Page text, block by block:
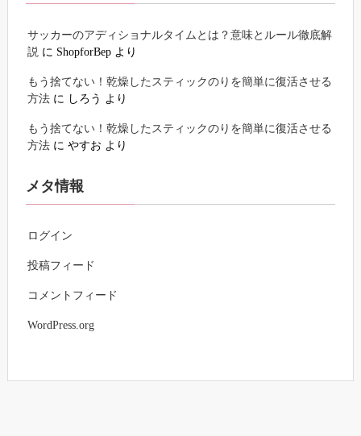
サッカーのアディショナルタイムとは？意味とルール徹底解
説 に ShopforBep より
もう捨てない！乾燥したスティックのりを簡単に復活させる
方法 に しろう より
もう捨てない！乾燥したスティックのりを簡単に復活させる
方法 にやすお より
メタ情報
ログイン
投稿フィード
コメントフィード
WordPress.org